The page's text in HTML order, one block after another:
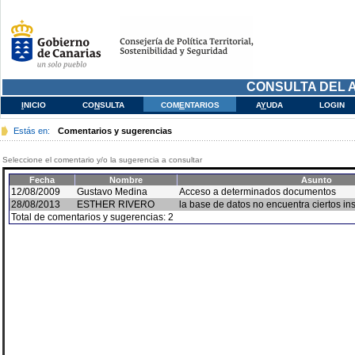
CONSULTA DEL
INICIO CONSULTA COMENTARIOS AYUDA LOGIN
Estás en: Comentarios y sugerencias
Seleccione el comentario y/o la sugerencia a consultar
Fecha Nombre Asunto
Total de comentarios y sugerencias: 2
12/08/2009 Gustavo Medina
Acceso a determinados documentos
28/08/2013
ESTHER RIVERO la base de datos no encuentra ciertos